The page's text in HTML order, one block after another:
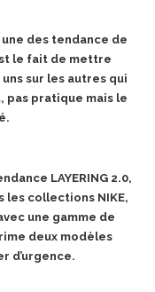
des tendance de
le fait de mettre
sur les autres qui
pas pratique mais le
LAYERING 2.0,
les collections NIKE,
une gamme de
deux modèles
d’urgence.